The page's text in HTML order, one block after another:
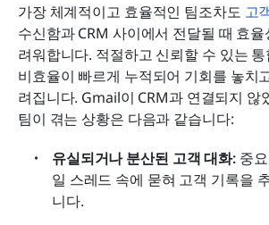
가장 체계적이고 효율적인 팀조차도 고
수신함과 CRM 사이에서 전달될 때 효
려워합니다. 적절하고 신뢰할 수 있는
비효율이 빠르게 누적되어 기회를 놓치
려집니다. Gmail이 CRM과 연결되지 않
팀이 겪는 상황은 다음과 같습니다:
유실되거나 분산된 고객 대화: 중요
일 스레드 속에 묻혀 고객 기록을
니다.